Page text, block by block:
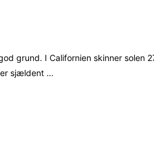
grund. I Californien skinner
er sjældent …